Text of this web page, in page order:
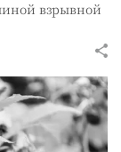
взрывной